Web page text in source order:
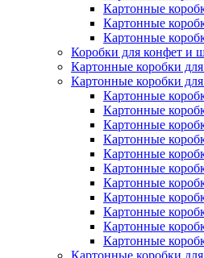
Картонные
Картонные
Картонные
Коробки для конфет и
Картонные коробки
Картонные коробки
Картонные
Картонные
Картонные
Картонные
Картонные
Картонные
Картонные
Картонные
Картонные
Картонные
Картонные
Картонные коробки